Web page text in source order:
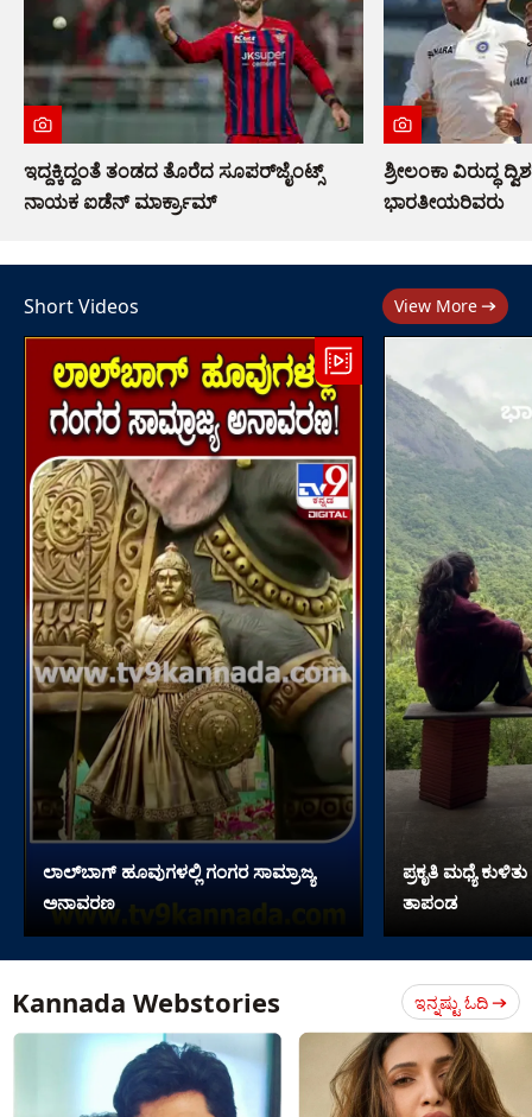
ಇದ್ದಕ್ಕಿದ್ದಂತೆ ತಂಡದ ತೊರೆದ ಸೂಪರ್‌ಜೈಂಟ್ಸ್
ನಾಯಕ ಐಡೆನ್ ಮಾರ್ಕ್ರಾಮ್
ಶ್ರೀಲಂಕಾ ವಿರುದ್ಧ
ಭಾರತೀಯರಿವರು
Short Videos View More
ಲಾಲ್​ಬಾಗ್ ಹೂವುಗಳಲ್ಲಿ ಗಂಗರ ಸಾಮ್ರಾಜ್ಯ
ಅನಾವರಣ
ಪ್ರಕೃತಿ ಮಧ್ಯೆ
ತಾಪಂಡ
Kannada Webstories ಇನ್ನಷ್ಟು ಓದಿ